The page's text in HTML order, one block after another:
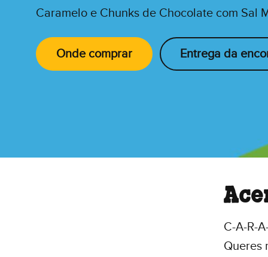
Caramelo e Chunks de Chocolate com Sal
Onde comprar Entrega da
C-A-R-
Queres